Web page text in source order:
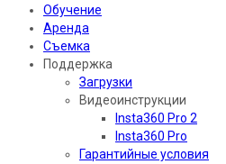
Обучение
Аренда
Съемка
Поддержка
Загрузки
Видеоинструкции
Insta360 Pro 2
Insta360 Pro
Гарантийные условия